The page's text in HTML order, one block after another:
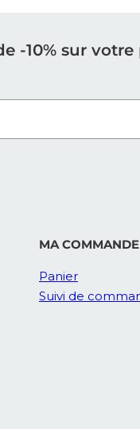
-10% sur
MA COMMANDE
Panier
Suivi de